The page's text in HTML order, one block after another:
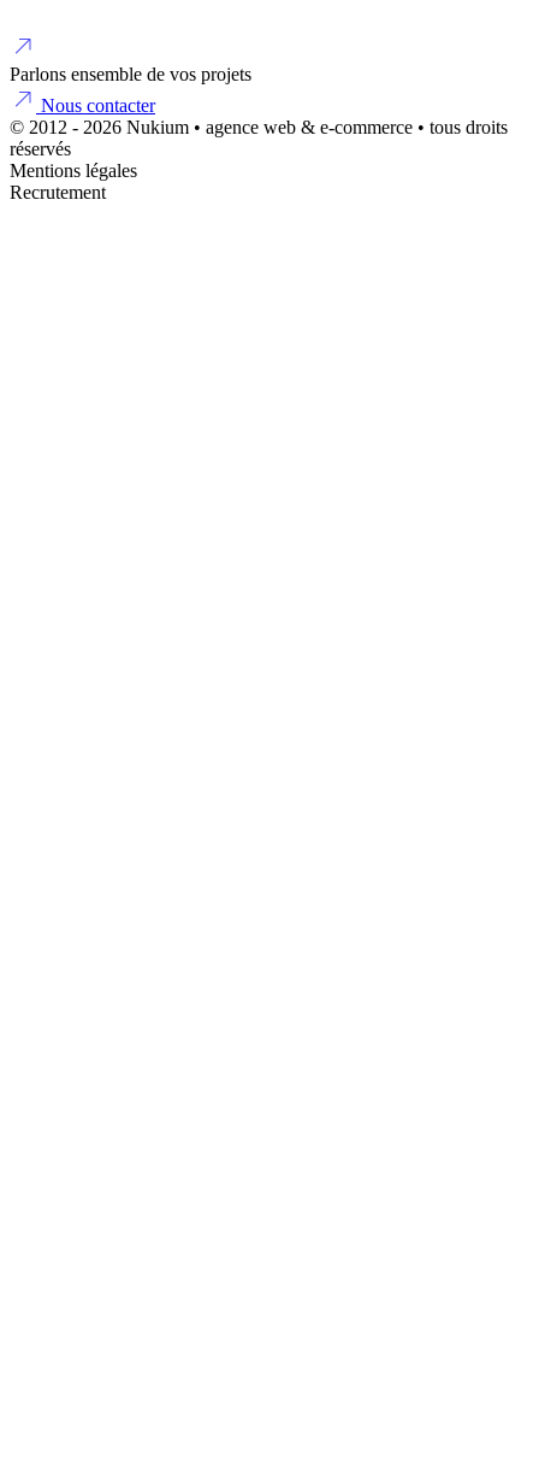
Parlons ensemble de vos projets
Nous contacter
© 2012 - 2026 Nukium • agence web & e-commerce • tous droits
réservés
Mentions légales
Recrutement